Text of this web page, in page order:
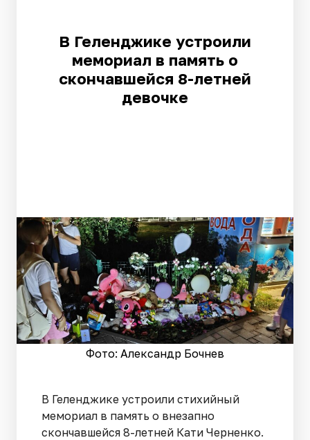
В Геленджике устроили
мемориал в память о
скончавшейся 8-летней
девочке
Фото: Александр Бочнев
В Геленджике устроили стихийный
мемориал в память о внезапно
скончавшейся 8-летней Кати Черненко.